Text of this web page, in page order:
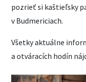
pozrieť si kaštieľsky
v Budmericiach.
Všetky aktuálne
a otváracích hodín